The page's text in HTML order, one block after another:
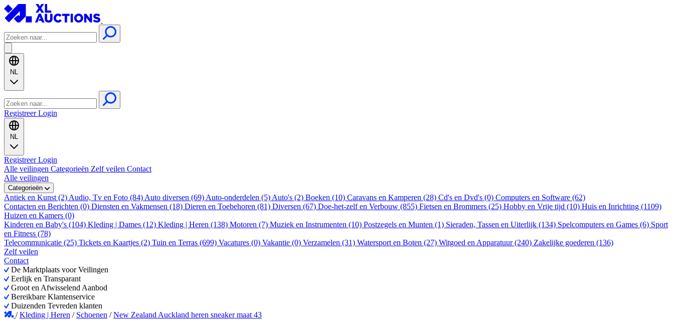
NL
RegistreerLogin
NL
RegistreerLogin
Alle veilingen Categorieën Zelf veilen Contact
Alle veilingen
Categorieën
Antiek en Kunst (2) Audio, Tv en Foto (84) Auto diversen (69) Auto-onderdelen (5) Auto's (2) Boeken (10) Caravans en Kamperen (28) Cd's en Dvd's (0) Computers en Software (62)
Contacten en Berichten (0) Diensten en Vakmensen (18) Dieren en Toebehoren (81) Diversen (67) Doe-het-zelf en Verbouw (855) Fietsen en Brommers (25) Hobby en Vrije tijd (10) Huis en Inrichting (1109)
Huizen en Kamers (0)
Kinderen en Baby's (104) Kleding | Dames (12) Kleding | Heren (138) Motoren (7) Muziek en Instrumenten (10) Postzegels en Munten (1) Sieraden, Tassen en Uiterlijk (134) Spelcomputers en Games (6) Sport
en Fitness (78)
Telecommunicatie (25) Tickets en Kaartjes (2) Tuin en Terras (699) Vacatures (0) Vakantie (0) Verzamelen (31) Watersport en Boten (27) Witgoed en Apparatuur (240) Zakelijke goederen (136)
Zelf veilen
Contact
De Marktplaats voor Veilingen
Eerlijk en Transparant
Groot en Afwisselend Aanbod
Bereikbare Klantenservice
Duizenden Tevreden klanten
/Kleding | Heren / Schoenen /New Zealand Auckland heren sneaker maat 43